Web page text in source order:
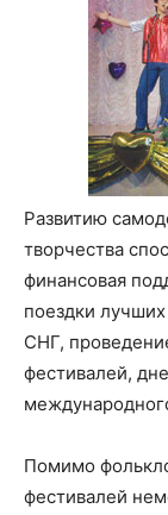
Развитию
творчества
финансовая
поездки
СНГ,
фестивалей,
Помимо
фестивалей